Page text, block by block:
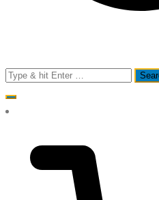
Search
for: